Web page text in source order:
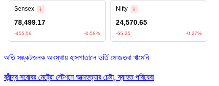
অতি সঙ্কটজনক অবস্থায় হাসপাতালে ভর্তি মোজতবা খামেনি
রবীন্দ্র সরোবর মেট্রো স্টেশনে আত্মহত্যার চেষ্টা, ব্যাহত পরিষেবা